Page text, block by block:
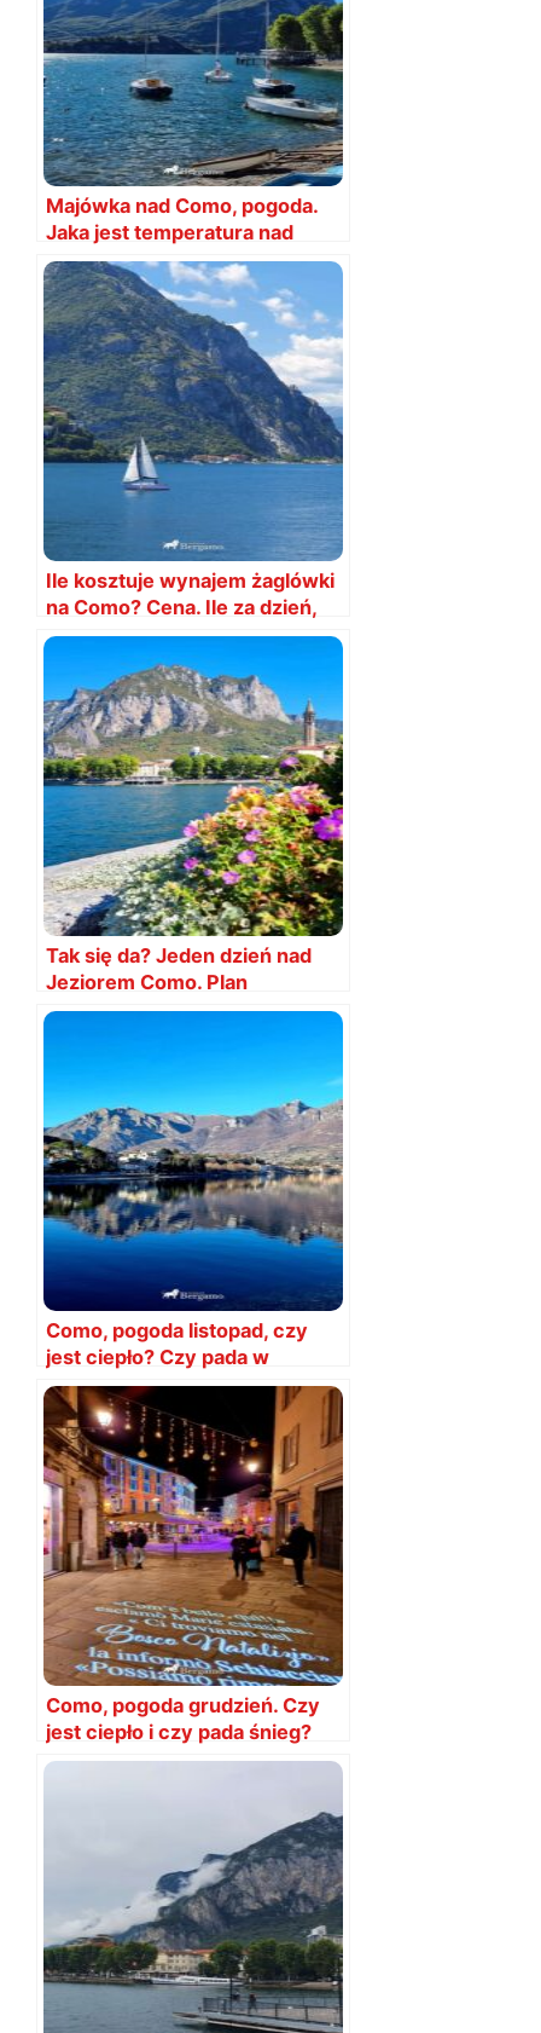
Majówka nad Como, pogoda.
Jaka jest temperatura nad
Como w majówkę?
Ile kosztuje wynajem żaglówki
na Como? Cena. Ile za dzień,
godzinę?
Tak się da? Jeden dzień nad
Jeziorem Como. Plan
zwiedzania na 1 dzień
Como, pogoda listopad, czy
jest ciepło? Czy pada w
listopadzie?
Como, pogoda grudzień. Czy
jest ciepło i czy pada śnieg?